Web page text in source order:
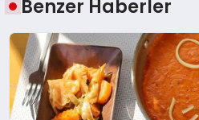
Benzer Haberler